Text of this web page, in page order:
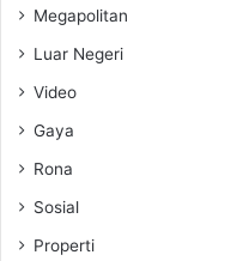
Megapolitan
Luar Negeri
Video
Gaya
Rona
Sosial
Properti